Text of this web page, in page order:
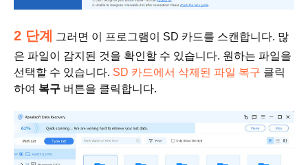
2 단계
그러면 이 프로그램이 SD 카드를 스캔합니다. 많
은 파일이 감지된 것을 확인할 수 있습니다. 원하는 파일을
선택할 수 있습니다. SD 카드에서 삭제된 파일 복구 클릭
하여 복구 버튼을 클릭합니다.